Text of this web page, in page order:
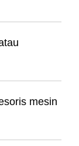
mesin